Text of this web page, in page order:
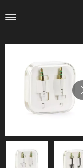
Hauptinhalt